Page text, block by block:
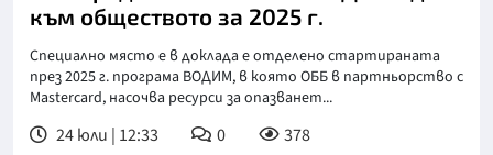
към обществото за 2025 г.
Специално място е в доклада е отделено стартираната
през 2025 г. програма ВОДИМ, в която ОББ в партньорство с
Mastercard, насочва ресурси за опазванет...
24 юли | 12:33 0 378